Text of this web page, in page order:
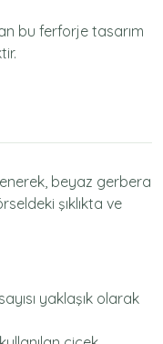
bu ferforje tasarım
beyaz gerbera
şıklıkta ve
yaklaşık olarak